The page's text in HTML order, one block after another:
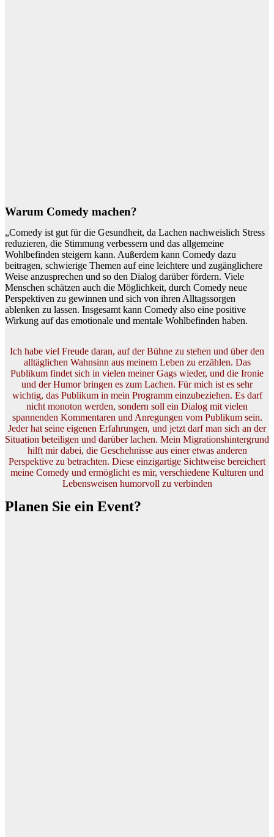
Warum Comedy machen?
„Comedy ist gut für die Gesundheit, da Lachen nachweislich Stress
reduzieren, die Stimmung verbessern und das allgemeine
Wohlbefinden steigern kann. Außerdem kann Comedy dazu
beitragen, schwierige Themen auf eine leichtere und zugänglichere
Weise anzusprechen und so den Dialog darüber fördern. Viele
Menschen schätzen auch die Möglichkeit, durch Comedy neue
Perspektiven zu gewinnen und sich von ihren Alltagssorgen
ablenken zu lassen. Insgesamt kann Comedy also eine positive
Wirkung auf das emotionale und mentale Wohlbefinden haben.
Ich habe viel Freude daran, auf der Bühne zu stehen und über den
alltäglichen Wahnsinn aus meinem Leben zu erzählen. Das
Publikum findet sich in vielen meiner Gags wieder, und die Ironie
und der Humor bringen es zum Lachen. Für mich ist es sehr
wichtig, das Publikum in mein Programm einzubeziehen. Es darf
nicht monoton werden, sondern soll ein Dialog mit vielen
spannenden Kommentaren und Anregungen vom Publikum sein.
Jeder hat seine eigenen Erfahrungen, und jetzt darf man sich an der
Situation beteiligen und darüber lachen. Mein Migrationshintergrund
hilft mir dabei, die Geschehnisse aus einer etwas anderen
Perspektive zu betrachten. Diese einzigartige Sichtweise bereichert
meine Comedy und ermöglicht es mir, verschiedene Kulturen und
Lebensweisen humorvoll zu verbinden
Planen Sie ein Event?